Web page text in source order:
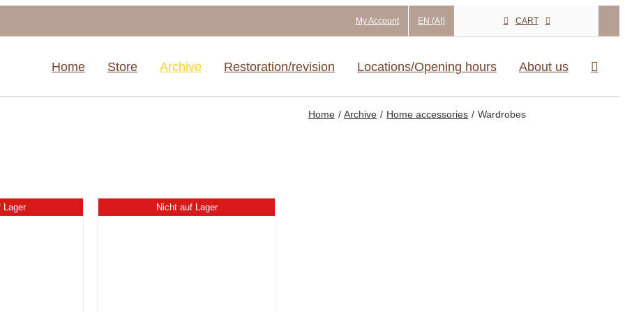
My Account EN (AI) CART
Home Store Archive Restoration/revision Locations/Opening hours About us
Home Archive Home accessories Wardrobes
Lager Nicht auf Lager